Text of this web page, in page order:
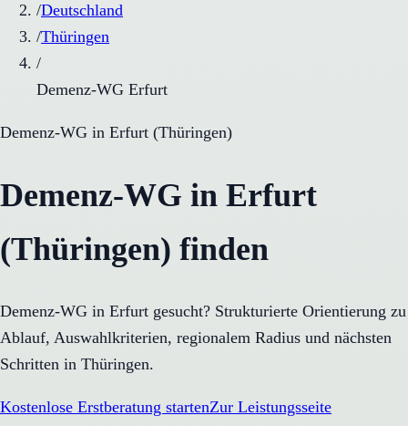
/Deutschland
/Thüringen
/
Demenz-WG Erfurt
Demenz-WG in Erfurt (Thüringen)
Demenz-WG in Erfurt
(Thüringen) finden
Demenz-WG in Erfurt gesucht? Strukturierte Orientierung zu
Ablauf, Auswahlkriterien, regionalem Radius und nächsten
Schritten in Thüringen.
Kostenlose Erstberatung startenZur Leistungsseite